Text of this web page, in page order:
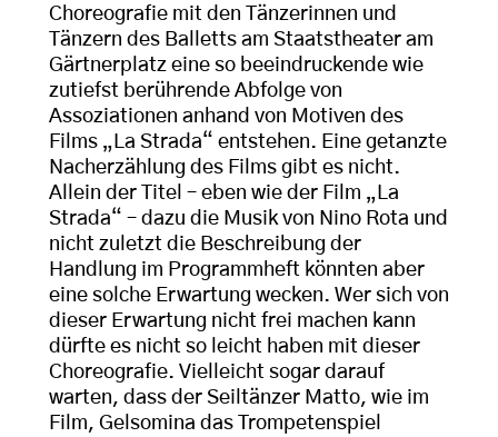
Choreografie mit den Tänzerinnen und
Tänzern des Balletts am Staatstheater am
Gärtnerplatz eine so beeindruckende wie
zutiefst berührende Abfolge von
Assoziationen anhand von Motiven des
Films „La Strada“ entstehen. Eine getanzte
Nacherzählung des Films gibt es nicht.
Allein der Titel – eben wie der Film „La
Strada“ – dazu die Musik von Nino Rota und
nicht zuletzt die Beschreibung der
Handlung im Programmheft könnten aber
eine solche Erwartung wecken. Wer sich von
dieser Erwartung nicht frei machen kann
dürfte es nicht so leicht haben mit dieser
Choreografie. Vielleicht sogar darauf
warten, dass der Seiltänzer Matto, wie im
Film, Gelsomina das Trompetenspiel